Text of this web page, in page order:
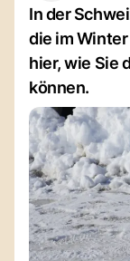
In der
die im
hier, wie Sie
können.